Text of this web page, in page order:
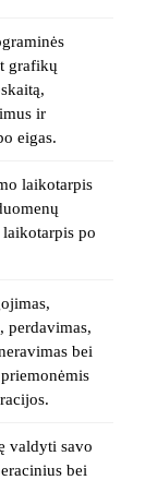
grafikų
ir
eigas.
laikotarpis
po
perdavimas,
bei
valdyti savo
bei